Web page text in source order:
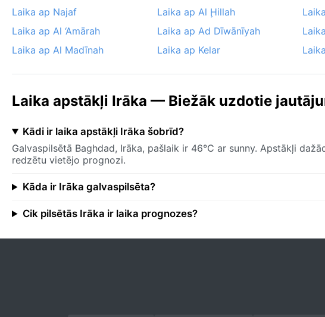
Laika ap Najaf
Laika ap Al Ḩillah
Laika ap Al ‘Amārah
Laika ap Ad Dīwānīyah
Laika ap Al Madīnah
Laika ap Kelar
Laika apstākļi Irāka — Biežāk uzdotie
Kādi ir laika apstākļi Irāka šobrīd?
Galvaspilsētā Baghdad, Irāka, pašlaik ir 46°C ar sunny. Apstākļi
redzētu vietējo prognozi.
Kāda ir Irāka galvaspilsēta?
Cik pilsētās Irāka ir laika prognozes?